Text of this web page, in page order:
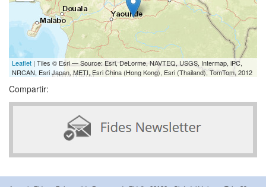
Leaflet | Tiles © Esri — Source: Esri, DeLorme, NAVTEQ, USGS, Intermap, iPC,
NRCAN, Esri Japan, METI, Esri China (Hong Kong), Esri (Thailand), TomTom, 2012
Compartir: